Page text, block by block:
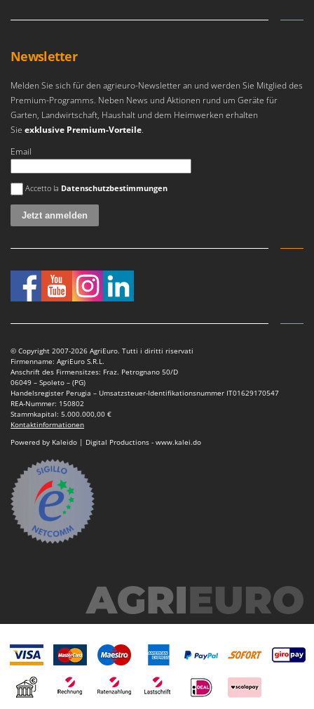
Newsletter
Melden Sie sich für den agrieuro-Newsletter an und werden Sie Mitglied des
Premium-Programms. Neben News und Aktionen rund um Geräte für
Garten, Landwirtschaft, Haushalt und dem Heimwerken erhalten
Sie exklusive Premium-Vorteile.
Email
Es ist ein Fehler aufgetreten
Accetto la Datenschutzbestimmungen
© Copyright 2007-2026 AgriEuro. Tutti i diritti riservati
Firmenname: AgriEuro S.R.L.
Anschrift des Firmensitzes: Fraz. Petrognano 50/D
06049 – Spoleto – (PG)
Handelsregister Perugia – Umsatzsteuer-Identifikationsnummer IT01629170547
REA-Nummer: 150802
Stammkapital: 5.000.000,00 €
Kontaktinformationen
Powered by Kaleido | Digital Productions - www.kalei.do